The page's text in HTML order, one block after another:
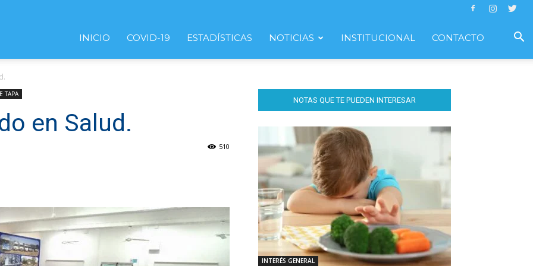
INICIO COVID-19 ESTADÍSTICAS NOTICIAS INSTITUCIONAL CONTACTO
TAPA
en Salud.
510
NOTAS QUE TE PUEDEN INTERESAR
INTERÉS GENERAL